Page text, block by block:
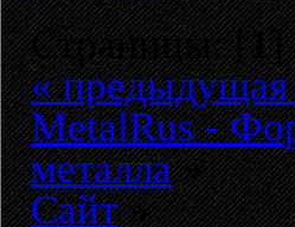
Страницы: [1
« предыдущая
MetalRus -
металла»
Сайт»